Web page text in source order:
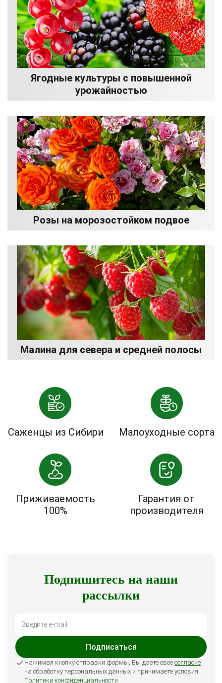
Ягодные культуры с повышенной
урожайностью
Розы на морозостойком подвое
Малина для севера и средней полосы
Саженцы из Сибири Малоуходные сорта
Приживаемость
100%
Гарантия от
производителя
Подпишитесь на наши
рассылки
Подписаться
Нажимая кнопку отправки формы, Вы даете свое согласие
на обработку персональных данных и принимаете условия
Политики конфиденциальности.